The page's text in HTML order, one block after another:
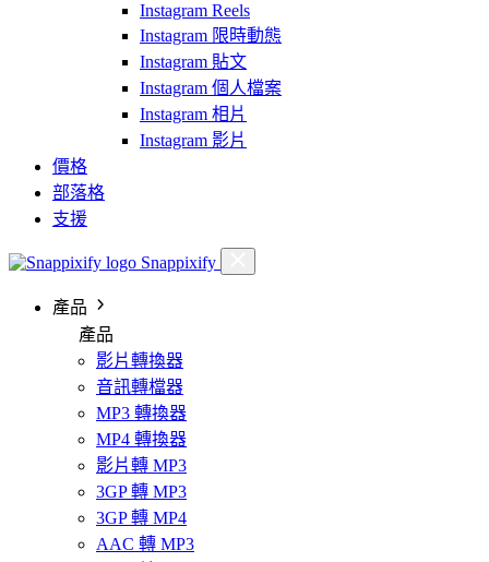
Instagram Reels
Instagram 限時動態
Instagram 貼文
Instagram 個人檔案
Instagram 相片
Instagram 影片
價格
部落格
支援
Snappixify
產品
產品
影片轉換器
音訊轉檔器
MP3 轉換器
MP4 轉換器
影片轉 MP3
3GP 轉 MP3
3GP 轉 MP4
AAC 轉 MP3